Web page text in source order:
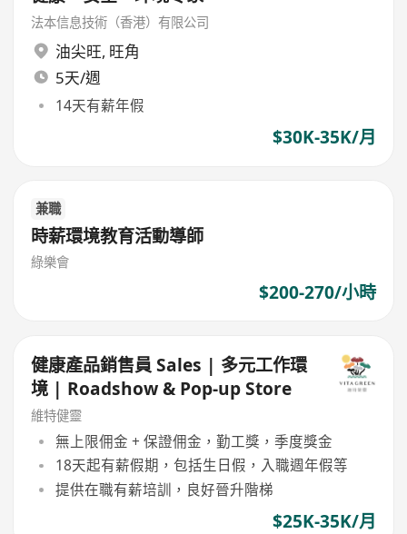
法本信息技術（香港）有限公司
油尖旺, 旺角
5天/週
14天有薪年假
$30K-35K/月
兼職
時薪環境教育活動導師
綠樂會
$200-270/小時
健康產品銷售員 Sales | 多元工作環
境 | Roadshow & Pop-up Store
維特健靈
無上限佣金 + 保證佣金，勤工獎，季度獎金
18天起有薪假期，包括生日假，入職週年假等
提供在職有薪培訓，良好晉升階梯
$25K-35K/月